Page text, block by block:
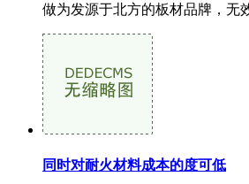
做为发源于北方的板材品牌，无
同时对耐火材料成本的度可低